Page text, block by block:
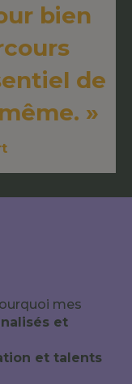
bien
de
»
mes
et
et talents